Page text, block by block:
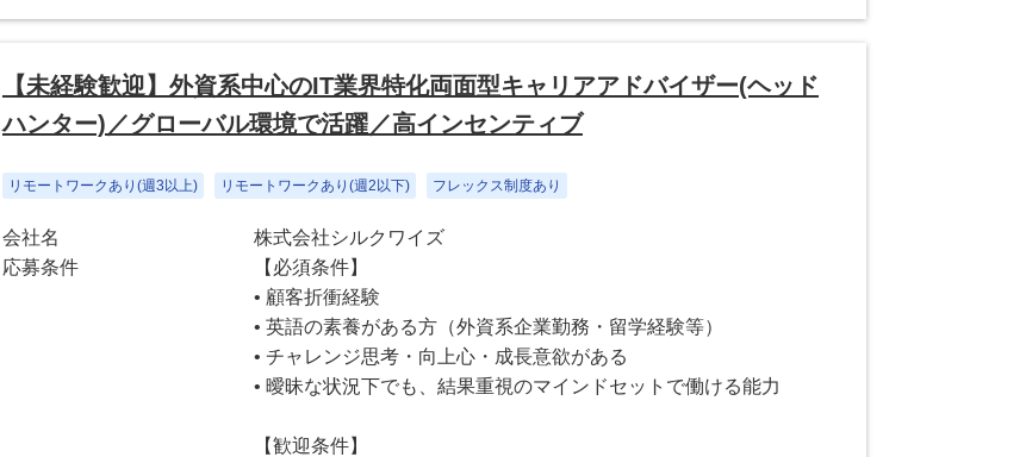
【未経験歓迎】外資系中心のIT業界特化両面型キャリアアドバイザー(ヘッド
ハンター)／グローバル環境で活躍／高インセンティブ
リモートワークあり(週3以上) リモートワークあり(週2以下) フレックス制度あり
会社名
株式会社シルクワイズ
応募条件
【必須条件】
• 顧客折衝経験
• 英語の素養がある方（外資系企業勤務・留学経験等）
• チャレンジ思考・向上心・成長意欲がある
• 曖昧な状況下でも、結果重視のマインドセットで働ける能力
【歓迎条件】